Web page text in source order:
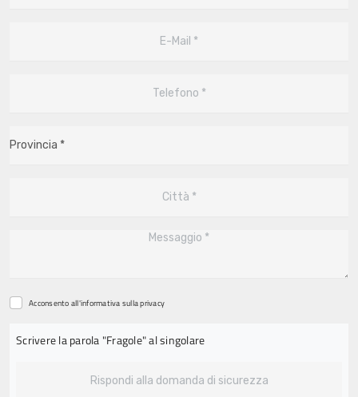
Acconsento all'informativa sullaprivacy
Scrivere la parola "Fragole" al singolare